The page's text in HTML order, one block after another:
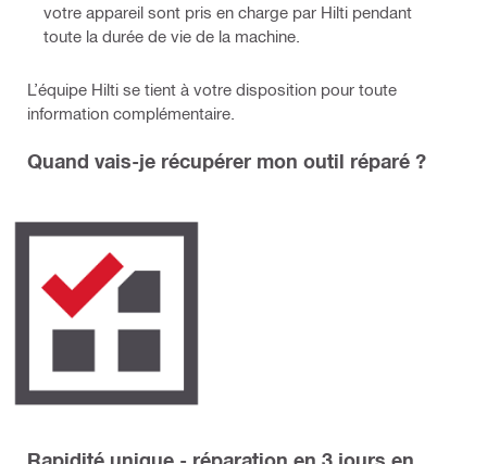
votre appareil sont pris en charge par Hilti pendant
toute la durée de vie de la machine.
L’équipe Hilti se tient à votre disposition pour toute
information complémentaire.
Quand vais-je récupérer mon outil réparé ?